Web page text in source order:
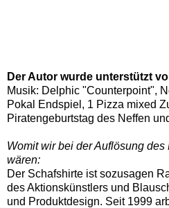
Der Autor wurde unterstützt
Musik: Delphic "Counterpoint",
Pokal Endspiel, 1 Pizza mixed
Piratengeburtstag des Neffen
Womit wir bei der Auflösung
wären:
Der Schafshirte ist sozusagen
des Aktionskünstlers und
und Produktdesign. Seit 1999